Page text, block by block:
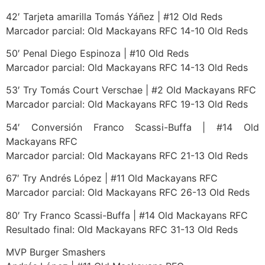
42′ Tarjeta amarilla Tomás Yáñez | #12 Old Reds
Marcador parcial: Old Mackayans RFC 14-10 Old Reds
50′ Penal Diego Espinoza | #10 Old Reds
Marcador parcial: Old Mackayans RFC 14-13 Old Reds
53′ Try Tomás Court Verschae | #2 Old Mackayans RFC
Marcador parcial: Old Mackayans RFC 19-13 Old Reds
54′ Conversión Franco Scassi-Buffa | #14 Old
Mackayans RFC
Marcador parcial: Old Mackayans RFC 21-13 Old Reds
67′ Try Andrés López | #11 Old Mackayans RFC
Marcador parcial: Old Mackayans RFC 26-13 Old Reds
80′ Try Franco Scassi-Buffa | #14 Old Mackayans RFC
Resultado final: Old Mackayans RFC 31-13 Old Reds
MVP Burger Smashers